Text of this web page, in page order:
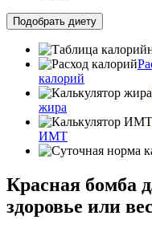
Подобрать диету
калорий
жира
ИМТ
Красная бомба
здоровье или